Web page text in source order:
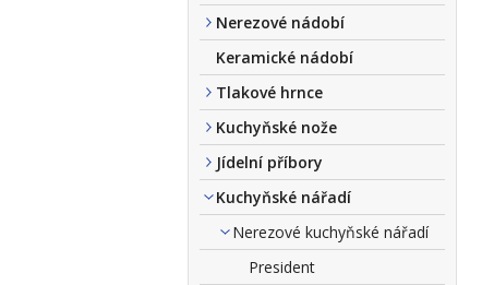
Nerezové nádobí
Keramické nádobí
Tlakové hrnce
Kuchyňské nože
Jídelní příbory
Kuchyňské nářadí
Nerezové kuchyňské nářadí
President